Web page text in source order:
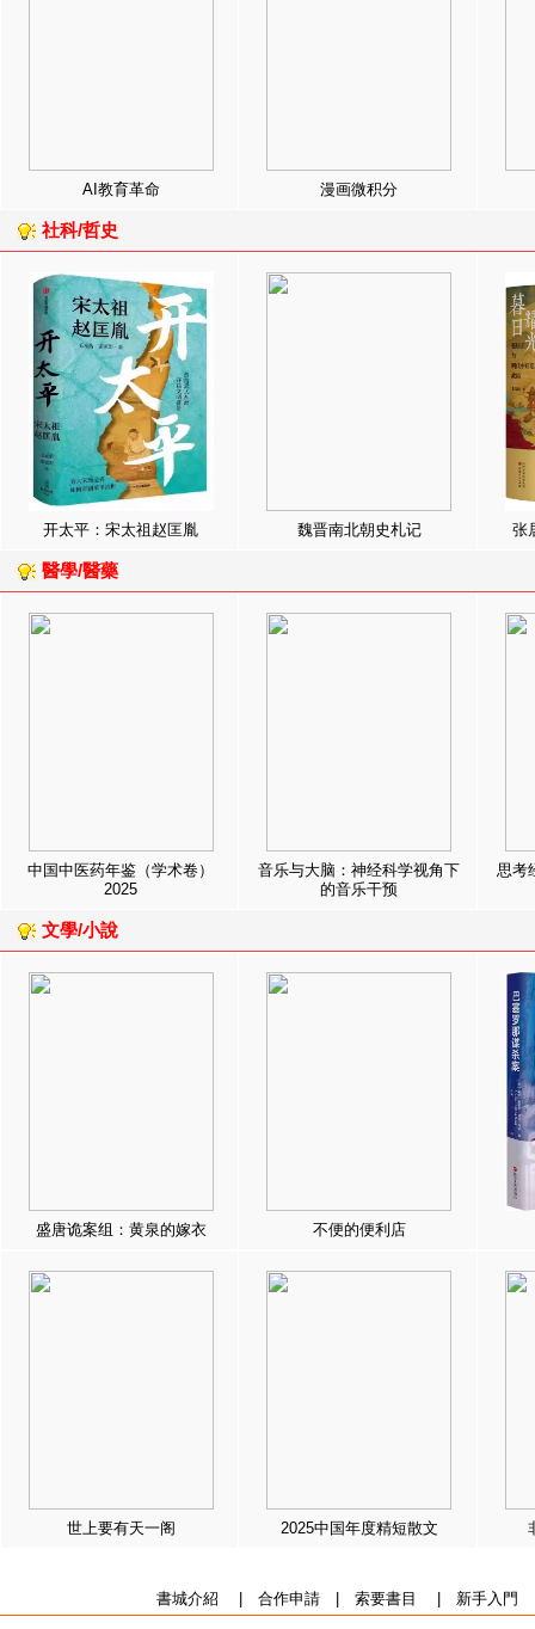
AI教育革命 漫画微积分
社科/哲史
开太平：宋太祖赵匡胤 魏晋南北朝史札记 张
醫學/醫藥
中国中医药年鉴（学术卷）
2025
音乐与大脑：神经科学视角下
的音乐干预
思考
文學/小說
盛唐诡案组：黄泉的嫁衣 不便的便利店
世上要有天一阁 2025中国年度精短散文
書城介紹 合作申請| 索要書目 新手入門